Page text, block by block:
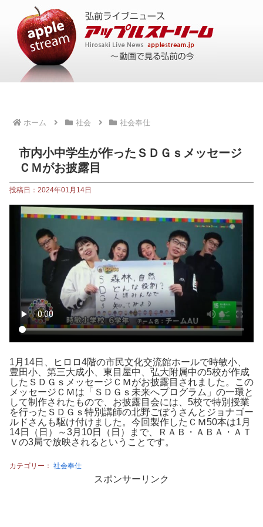
ホーム 社会 社会奉仕
市内小中学生が作ったＳＤＧｓメッセージ
ＣＭがお披露目
投稿日：2024年01月14日
1月14日、ヒロロ4階の市民文化交流館ホールで時敏小、
豊田小、第三大成小、東目屋中、弘大附属中の5校が作成
したＳＤＧｓメッセージＣＭがお披露目されました。この
メッセージＣＭは「ＳＤＧｓ未来へプログラム」の一環と
して制作されたもので、お披露目会には、5校で特別授業
を行ったＳＤＧｓ特別講師の北野ごぼうさんとジョナゴー
ルドさんも駆け付けました。今回製作したＣＭ50本は1月
14日（日）～3月10日（日）まで、ＲＡＢ・ＡＢＡ・ＡＴ
Ｖの3局で放映されるということです。
カテゴリー： 社会奉仕
スポンサーリンク